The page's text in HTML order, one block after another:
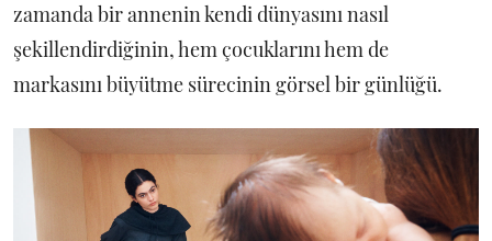
zamanda bir annenin kendi dünyasını nasıl
şekillendirdiğinin, hem çocuklarını hem de
markasını büyütme sürecinin görsel bir günlüğü.